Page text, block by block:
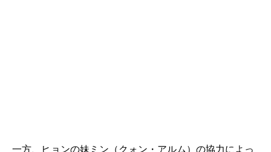
一方、ヒョンの妹ミン（クォン・アルム）の協力によっ